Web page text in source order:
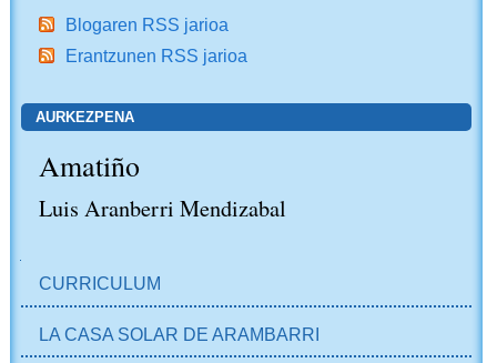
Blogaren RSS jarioa
Erantzunen RSS jarioa
AURKEZPENA
Amatiño
Luis Aranberri Mendizabal
CURRICULUM
LA CASA SOLAR DE ARAMBARRI